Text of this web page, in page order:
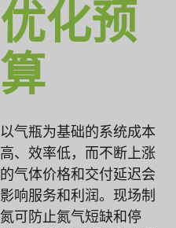
优化预
算
以气瓶为基础的系统成本
高、效率低，而不断上涨
的气体价格和交付延迟会
影响服务和利润。现场制
氮可防止氮气短缺和停